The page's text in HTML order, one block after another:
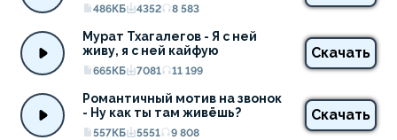
486КБ 4352 8 583
Мурат Тхагалегов - Я с ней
живу, я с ней кайфую
665КБ 7081 11 199
Скачать
Романтичный мотив на звонок
- Ну как ты там живёшь?
557КБ 5551 9 808
Скачать